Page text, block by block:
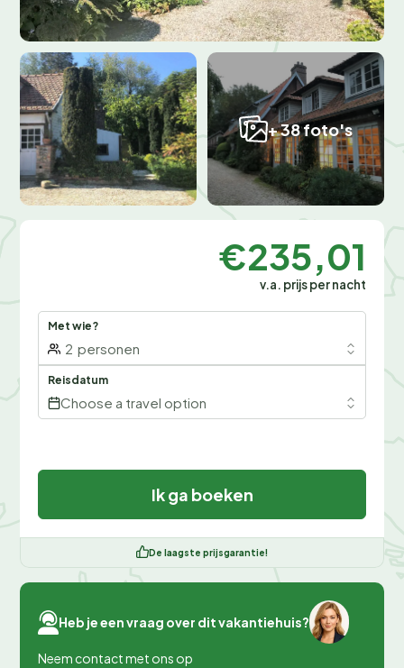
+ 38 foto's
€235,01
v.a. prijs per nacht
Met wie?
2 personen
Reisdatum
Choose a travel option
Ik ga boeken
De laagste prijsgarantie!
Heb je een vraag over dit vakantiehuis?
Neem contact met ons op